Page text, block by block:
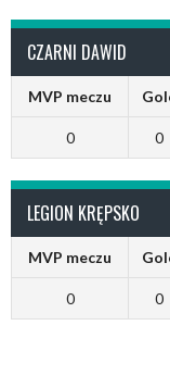
CZARNI DAWID
MVP meczu
0 0
LEGION KRĘPSKO
MVP meczu
0 0